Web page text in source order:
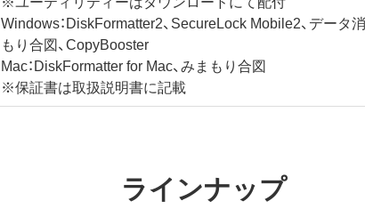
Windows：DiskFormatter2、SecureLock Mobile2、データ
もり合図、CopyBooster
Mac：DiskFormatter for Mac、みまもり合図
※保証書は取扱説明書に記載
ラインナップ